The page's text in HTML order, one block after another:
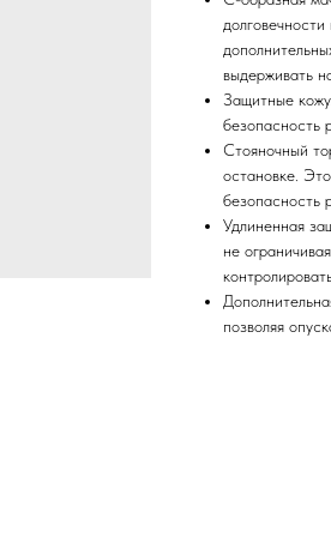
выдерживать
Защитные
безопасность
Стояночный
остановке.
безопасность
Удлиненная
не
позволяя